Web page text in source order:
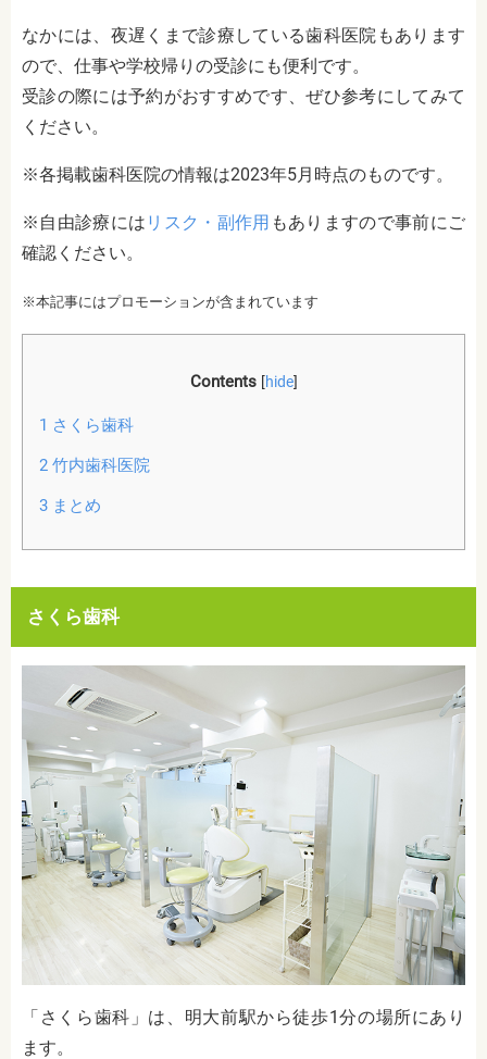
なかには、夜遅くまで診療している歯科医院もあります
ので、仕事や学校帰りの受診にも便利です。
受診の際には予約がおすすめです、ぜひ参考にしてみて
ください。
※各掲載歯科医院の情報は2023年5月時点のものです。
※自由診療には リスク・副作用 もありますので事前にご
確認ください。
※本記事にはプロモーションが含まれています
Contents [hide]
1 さくら歯科
2竹内歯科医院
3まとめ
さくら歯科
「さくら歯科」は、明大前駅から徒歩1分の場所にあり
ます。